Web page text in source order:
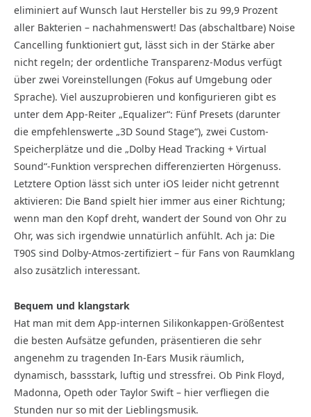
eliminiert auf Wunsch laut Hersteller bis zu 99,9 Prozent
aller Bakterien – nachahmenswert! Das (abschaltbare) Noise
Cancelling funktioniert gut, lässt sich in der Stärke aber
nicht regeln; der ordentliche Transparenz-Modus verfügt
über zwei Voreinstellungen (Fokus auf Umgebung oder
Sprache). Viel auszuprobieren und konfigurieren gibt es
unter dem App-Reiter „Equalizer“: Fünf Presets (darunter
die empfehlenswerte „3D Sound Stage“), zwei Custom-
Speicherplätze und die „Dolby Head Tracking + Virtual
Sound“-Funktion versprechen differenzierten Hörgenuss.
Letztere Option lässt sich unter iOS leider nicht getrennt
aktivieren: Die Band spielt hier immer aus einer Richtung;
wenn man den Kopf dreht, wandert der Sound von Ohr zu
Ohr, was sich irgendwie unnatürlich anfühlt. Ach ja: Die
T90S sind Dolby-Atmos-zertifiziert – für Fans von Raumklang
also zusätzlich interessant.
Bequem und klangstark
Hat man mit dem App-internen Silikonkappen-Größentest
die besten Aufsätze gefunden, präsentieren die sehr
angenehm zu tragenden In-Ears Musik räumlich,
dynamisch, bassstark, luftig und stressfrei. Ob Pink Floyd,
Madonna, Opeth oder Taylor Swift – hier verfliegen die
Stunden nur so mit der Lieblingsmusik.